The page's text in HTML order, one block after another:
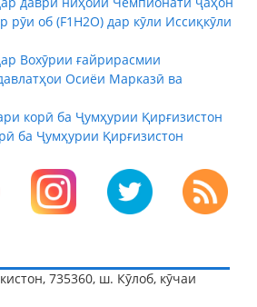
рӯи об (F1H2O) дар кӯли Иссиқкӯли
Вохӯрии ғайрирасмии
Осиёи Марказӣ ва
корӣ ба Ҷумҳурии Қирғизистон
ба Ҷумҳурии Қирғизистон
735360, ш. Кӯлоб, кӯчаи